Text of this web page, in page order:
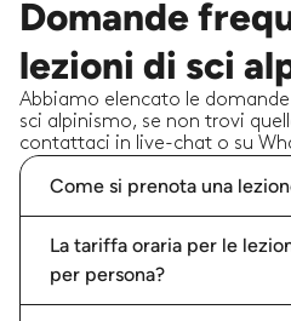
Domande
lezioni di sci
Abbiamo elencato le
sci alpinismo, se non trovi
contattaci in live-chat o su
Come si prenota una
La tariffa oraria per le
per persona?